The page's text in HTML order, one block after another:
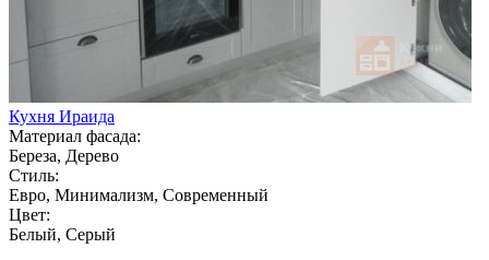
Кухня Ираида
Материал фасада:
Береза, Дерево
Стиль:
Евро, Минимализм, Современный
Цвет:
Белый, Серый